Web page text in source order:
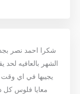
شكرا احمد نصر
الشهر بالعافيه
معايا فلوس كل